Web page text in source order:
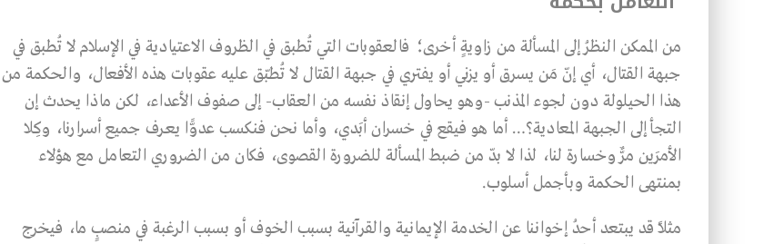
من الممكن النظرُ إلى المسألة من زاويةٍ أخرى؛ فالعقوبات التي تُطبق في الظروف الاعتيادية في الإسلام لا تُطبق في
جبهة القتال، أي إنّ مَن يسرق أو يزني أو يفتري في جبهة القتال لا تُطبّق عليه عقوبات هذه الأفعال، والحكمة من
هذا الحيلولة دون لجوء المذنب -وهو يحاول إنقاذ نفسه من العقاب- إلى صفوف الأعداء، لكن ماذا يحدث إن
التجأ إلى الجبهة المعادية؟… أما هو فيقع في خسران أبَدي، وأما نحن فنكسب عدوًّا يعرف جميع أسرارنا، وكِلا
الأمرَين مرٌّ وخسارة لنا، لذا لا بدّ من ضبط المسألة للضرورة القصوى، فكان من الضروري التعامل مع هؤلاء
بمنتهى الحكمة وبأجمل أسلوب.
مثلًا قد يبتعد أحدُ إخواننا عن الخدمة الإيمانية والقرآنية بسبب الخوف أو بسبب الرغبة في منصبٍ ما، فيخرج